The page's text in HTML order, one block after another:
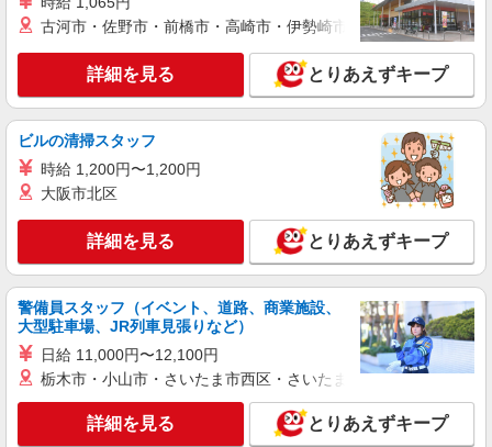
日（4日も選択可） ※週5日稼働の方の平均月収
27万円 「あなたに合わせた」働き方ができます。
せください！ ◎20代〜50代を中心に幅広い年代の
方が活躍中！
【宅配センター】南柏 千葉県柏市豊四季972-
10
キープ 詳細を見る
千葉県ヤクルト販売株式会社／柏中央センター
報酬／完全出来高制☆ノルマなし ◎稼働は週5
日（4日も選択可） ※週5日稼働の方の平均月収
27万円 「あなたに合わせた」働き方ができます。
働き方やご希望の収入など、お気軽にお問い合わ
せください！ ◎20代〜50代を中心に幅広い年代の
方が活躍中！
【宅配センター】柏中央 千葉県柏市篠篭田545
キープ 詳細を見る
業務委託
ヤクルトスタッフ
古河市・佐野市・前橋市・高崎市・伊勢崎市・太田市・館林市
詳細を見る とりあえずキープ
ビルの清掃スタッフ
時給 1,200円〜1,200円
大阪市北区
詳細を見る とりあえずキープ
警備員スタッフ（イベント、道路、商業施設、
大型駐車場、JR列車見張りなど）
日給 11,000円〜12,100円
栃木市・小山市・さいたま市西区・さいたま市岩槻区・久喜市・
詳細を見る とりあえずキープ